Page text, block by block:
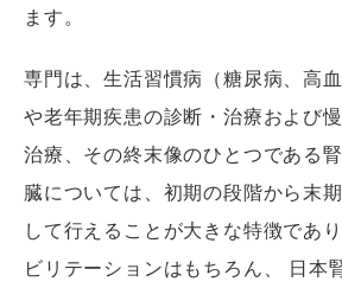
ます。
専門は、生活習慣病（糖尿病、高
や老年期疾患の診断・治療および
治療、その終末像のひとつである
臓については、初期の段階から末
して行えることが大きな特徴であ
ビリテーションはもちろん、 日本